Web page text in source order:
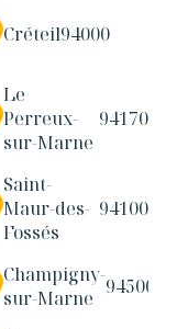
Créteil94000
Le
Perreux-
sur-Marne
94170
Saint-
Maur-des-
Fossés
94100
Champigny-
sur-Marne 94500